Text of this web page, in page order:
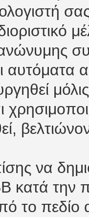
αυτόματα
να
κατά
το